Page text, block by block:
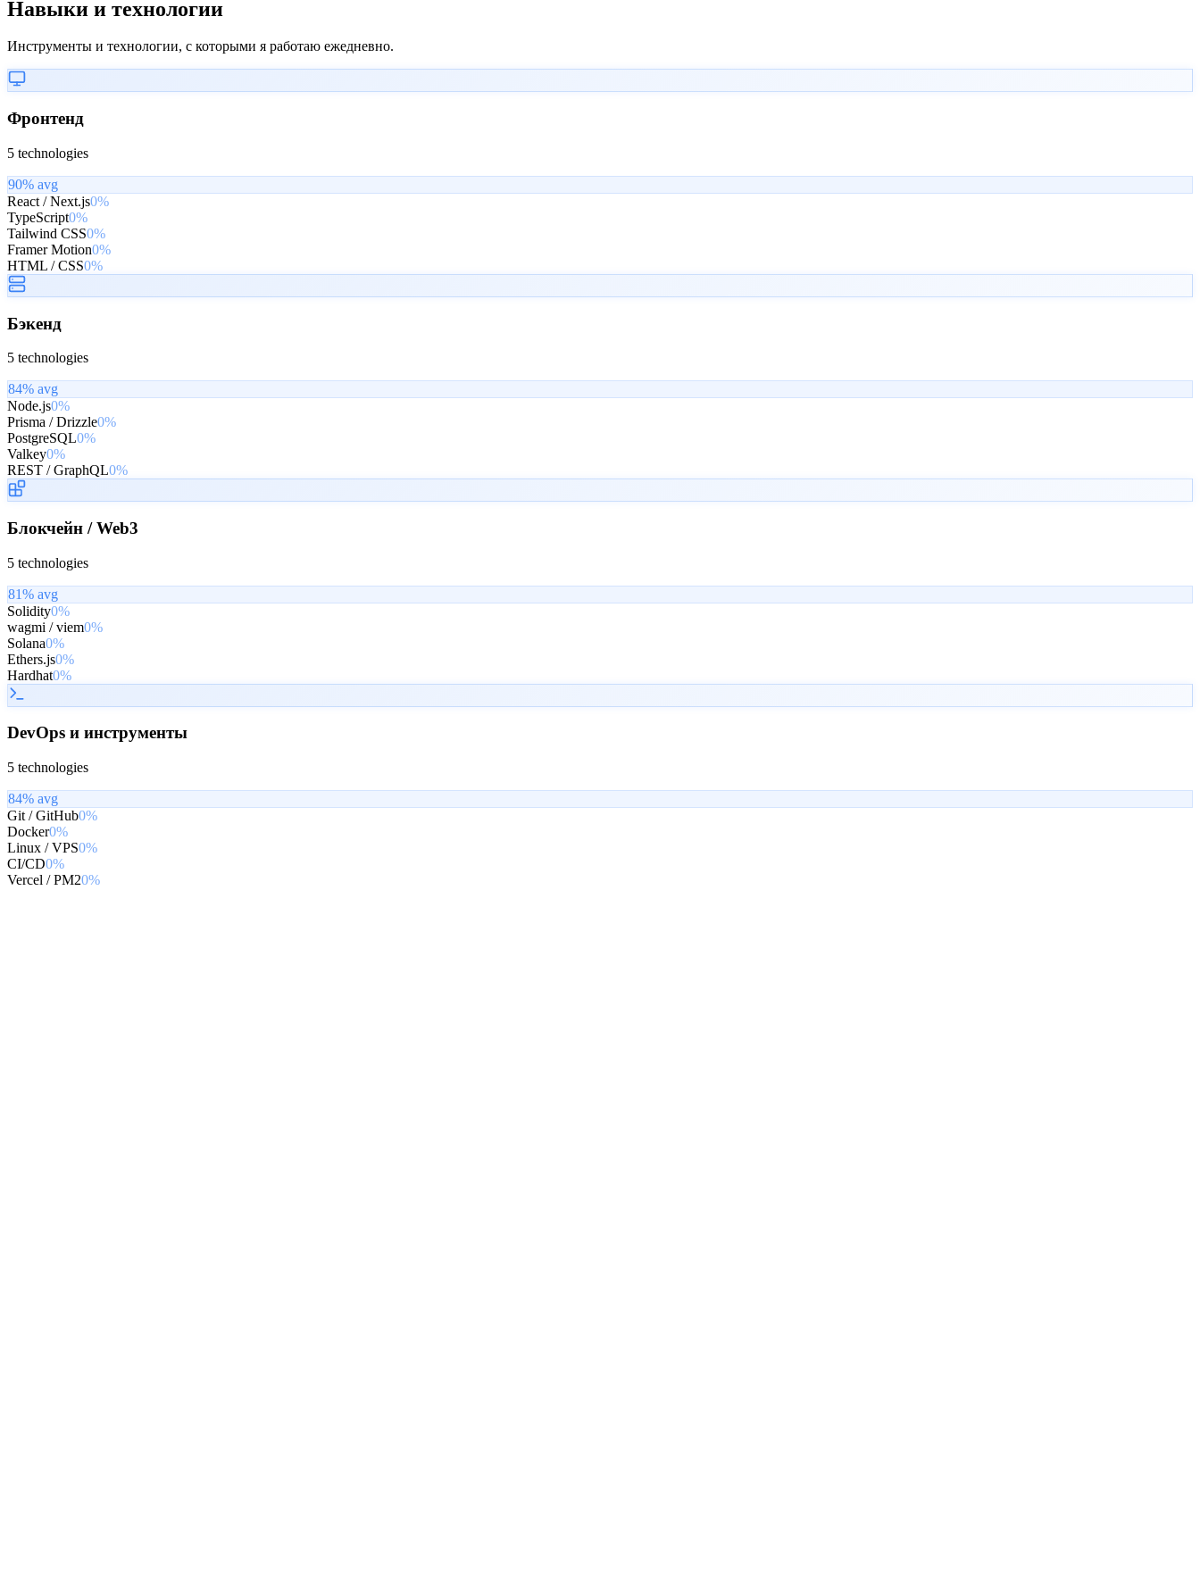
Навыки и технологии
Инструменты и технологии, с которыми я работаю ежедневно.
Фронтенд
5 technologies
90% avg
React / Next.js0%
TypeScript0%
Tailwind CSS0%
Framer Motion0%
HTML / CSS0%
Бэкенд
5 technologies
84% avg
Node.js0%
Prisma / Drizzle0%
PostgreSQL0%
Valkey0%
REST / GraphQL0%
Блокчейн / Web3
5 technologies
81% avg
Solidity0%
wagmi / viem0%
Solana0%
Ethers.js0%
Hardhat0%
DevOps и инструменты
5 technologies
84% avg
Git / GitHub0%
Docker0%
Linux / VPS0%
CI/CD0%
Vercel / PM20%